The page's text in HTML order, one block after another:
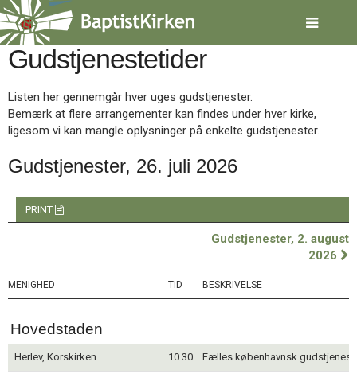
Spring
menu
over
og
indhold
Vend
tilbage
forsiden
1.0:
Forside
3.0:
Kalender
4.0:
Inspiration
BaptistKirken
9.0:
Forside
10.0:
Nyheder
11.0:
Kalender
Gudstjenestetider
Listen her gennemgår hver uges gudstjenester.
Bemærk at flere arrangementer kan findes under hver kirke,
ligesom vi kan mangle oplysninger på enkelte gudstjenester.
Gudstjenester, 26. juli 2026
PRINT
Gudstjenester, 2. august
2026
MENIGHED TID BESKRIVELSE
Hovedstaden
Herlev, Korskirken 10.30 Fælles københavnsk